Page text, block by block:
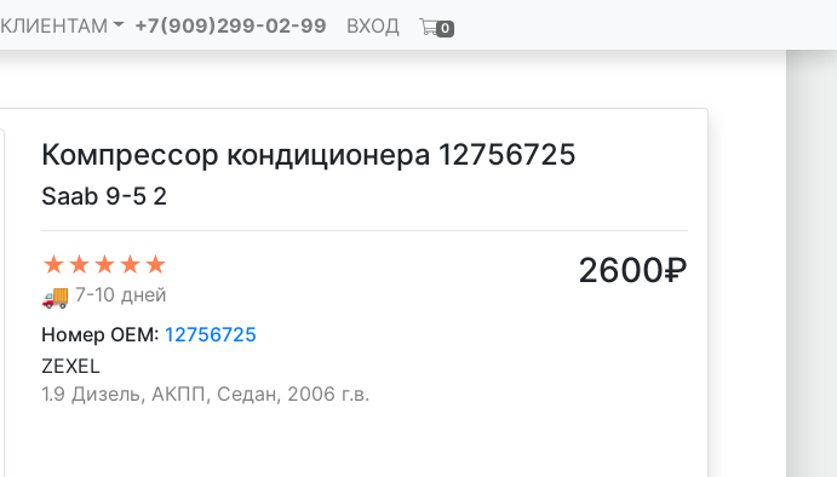
КЛИЕНТАМ +7(909)299-02-99 ВХОД 0
Компрессор кондиционера 12756725
Saab 9-5 2
★★★★★
🚚 7-10 дней
2600₽
Номер OEM: 12756725
ZEXEL
1.9 Дизель, АКПП, Седан, 2006 г.в.